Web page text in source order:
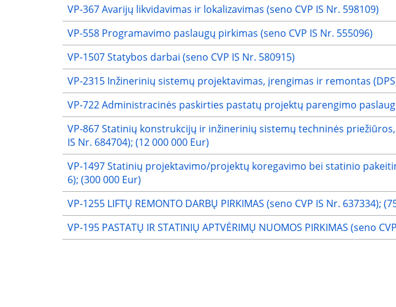
VP-367 Avarijų likvidavimas ir lokalizavimas (seno CVP IS Nr. 598109)
VP-558 Programavimo paslaugų pirkimas (seno CVP IS Nr. 555096)
VP-1507 Statybos darbai (seno CVP IS Nr. 580915)
VP-2315 Inžinerinių sistemų projektavimas, įrengimas ir remontas
VP-722 Administracinės paskirties pastatų projektų parengimo
VP-867 Statinių konstrukcijų ir inžinerinių sistemų techninės
IS Nr. 684704); (12 000 000 Eur)
VP-1497 Statinių projektavimo/projektų koregavimo bei statinio
6); (300 000 Eur)
VP-1255 LIFTŲ REMONTO DARBŲ PIRKIMAS (seno CVP IS Nr. 637334);
VP-195 PASTATŲ IR STATINIŲ APTVĖRIMŲ NUOMOS PIRKIMAS (seno